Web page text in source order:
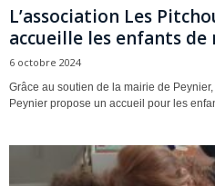
L’association Les
accueille les enfants de
6 octobre 2024
Grâce au soutien de la mairie de
Peynier propose un accueil pour les